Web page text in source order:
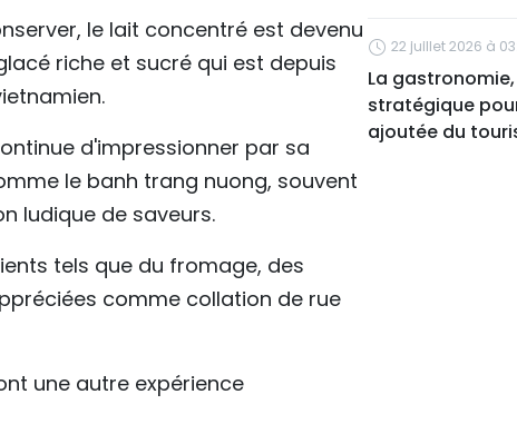
le lait concentré est devenu
riche et sucré qui est depuis
d'impressionner par sa
le banh trang nuong, souvent
ludique de saveurs.
tels que du fromage, des
comme collation de rue
une autre expérience
22 juillet 2026 à
La
stratégique
ajoutée du